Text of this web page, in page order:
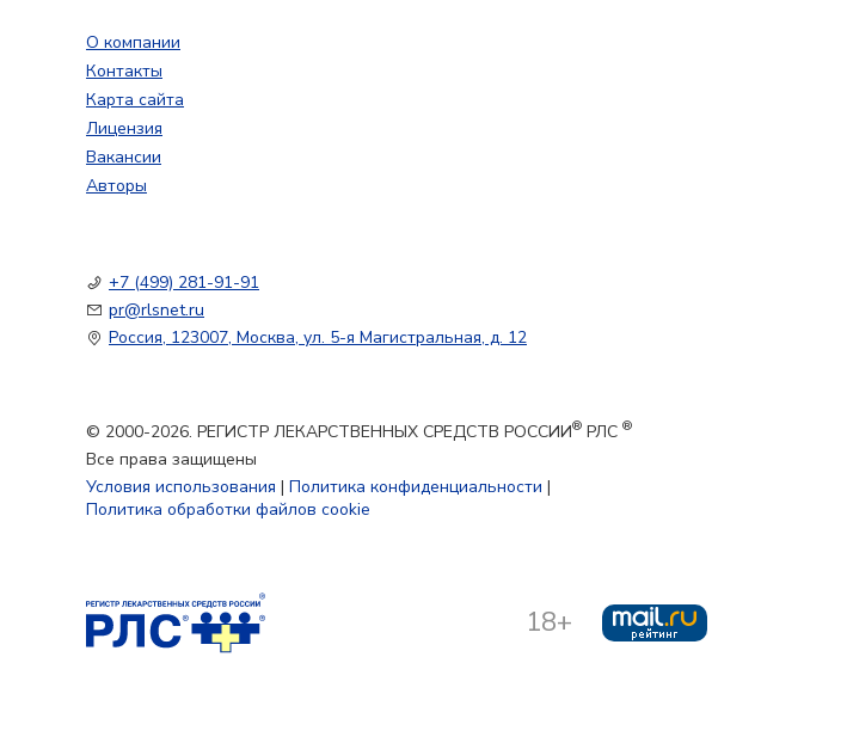
О компании
Контакты
Карта сайта
Лицензия
Вакансии
Авторы
+7 (499) 281-91-91
pr@rlsnet.ru
Россия, 123007, Москва, ул. 5-я Магистральная, д. 12
© 2000-2026. РЕГИСТР ЛЕКАРСТВЕННЫХ СРЕДСТВ РОССИИ® РЛС ®
Все права защищены
Условия использования | Политика конфиденциальности |
Политика обработки файлов cookie
18+